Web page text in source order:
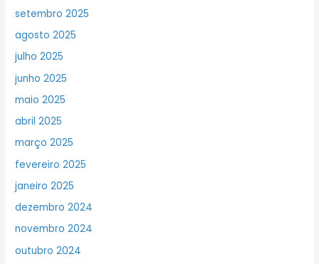
setembro 2025
agosto 2025
julho 2025
junho 2025
maio 2025
abril 2025
março 2025
fevereiro 2025
janeiro 2025
dezembro 2024
novembro 2024
outubro 2024